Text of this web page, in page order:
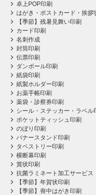
卓上POP印刷
はがき・ポストカード・挨拶
【季節】残暑見舞い印刷
カード印刷
名刺作成
封筒印刷
伝票印刷
ダンボール印刷
紙袋印刷
紙製ホルダー印刷
お薬手帳印刷
薬袋・診察券印刷
シール・ステッカー・ラベル
ポケットティッシュ印刷
のぼり印刷
バナースタンド印刷
タペストリー印刷
横断幕印刷
賞状印刷
抗菌ラミネート加工サービス
【季節】年賀状印刷
【季節】喪中はがき印刷